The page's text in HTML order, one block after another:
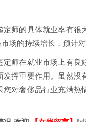
师的具体就业率有
场的持续增长，预计
师在就业市场上有
挥重要作用。虽然
对奢侈品行业充满